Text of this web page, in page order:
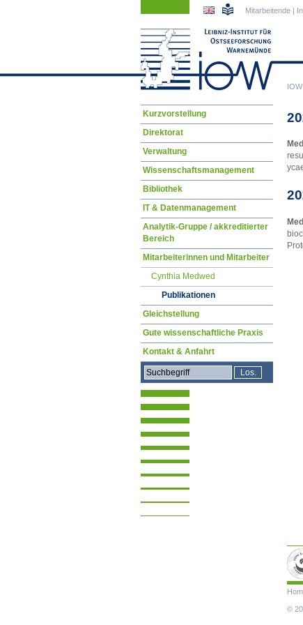
IOW
Mitarbeitende |
Navigation
Kurzvorstellung
Direktorat
Verwaltung
Wissenschaftsmanagement
Bibliothek
IT & Datenmanagement
Analytik-Gruppe / akkreditierter
Bereich
Mitarbeiterinnen und Mitarbeiter
Cynthia Medwed
Publikationen
Gleichstellung
Gute wissenschaftliche Praxis
Kontakt & Anfahrt
©